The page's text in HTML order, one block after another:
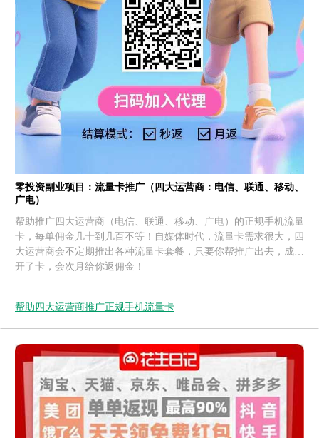
零投资副业项目：流量卡推广（四大运营商：电信、联通、移动、
广电）
帮助推广四大运营商（电信、联通、移动、广电）的正规手机流量
卡，每单佣金几十到几百不等！自媒体时代，流量卡需求很大，四
大运营商会不定期推出各种流量卡套餐，只要你帮推广出去，成功
开了卡，会次月给你返佣金！
帮助四大运营商推广正规手机流量卡